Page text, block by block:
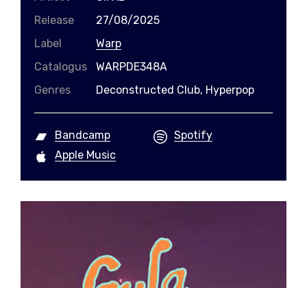
Release
27/08/2025
Label
Warp
Catalogus
WARPDE348A
Genres
Deconstructed Club, Hyperpop
Bandcamp
Spotify
Apple Music